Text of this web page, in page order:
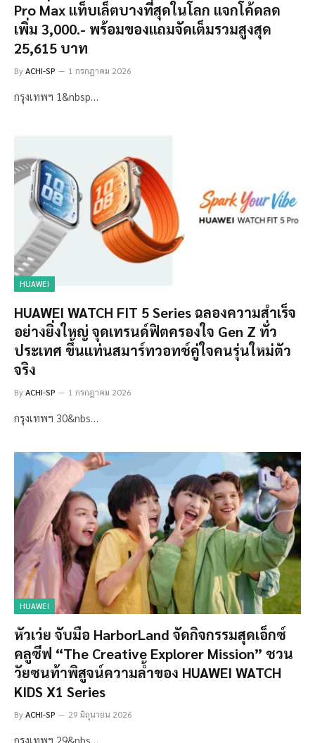
Pro Max แท็บเล็ตบางที่สุดในโลก แจกโค้ดลด
เพิ่ม 3,000.- พร้อมของแถมจัดเต็มรวมสูงสุด
25,615 บาท
ByACHI-SP 1 กรกฎาคม 2026
กรุงเทพฯ 1&nbsp…
HUAWEI
HUAWEI WATCH FIT 5 Series ฉลองความสำเร็จ
อย่างยิ่งใหญ่ จุดเทรนด์ฟิตครองใจ Gen Z ทั่ว
ประเทศ ขึ้นแท่นสมาร์ทวอทช์คู่ใจคนรุ่นใหม่ตัว
จริง
ByACHI-SP 1 กรกฎาคม 2026
กรุงเทพฯ 30&nbs…
HUAWEI
หัวเว่ย จับมือ HarborLand จัดกิจกรรมสุดเอ็กซ์
คลูซีฟ “The Creative Explorer Mission” ชวน
วัยซนท้าพิสูจน์ความล้ำของ HUAWEI WATCH
KIDS X1 Series
ByACHI-SP 29 มิถุนายน 2026
กรุงเทพฯ 29&nbs…